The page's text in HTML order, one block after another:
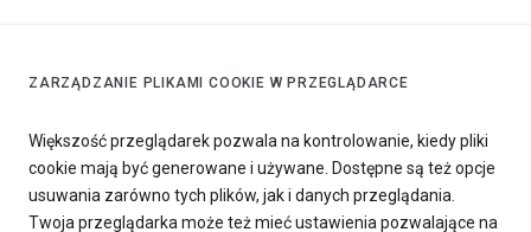
ZARZĄDZANIE PLIKAMI COOKIE W PRZEGLĄDARCE
Większość przeglądarek pozwala na kontrolowanie, kiedy pliki
cookie mają być generowane i używane. Dostępne są też opcje
usuwania zarówno tych plików, jak i danych przeglądania.
Twoja przeglądarka może też mieć ustawienia pozwalające na